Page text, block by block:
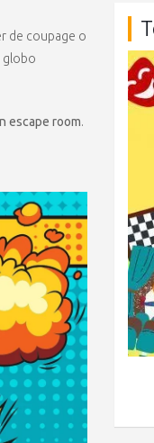
de coupage o
globo
escape room.